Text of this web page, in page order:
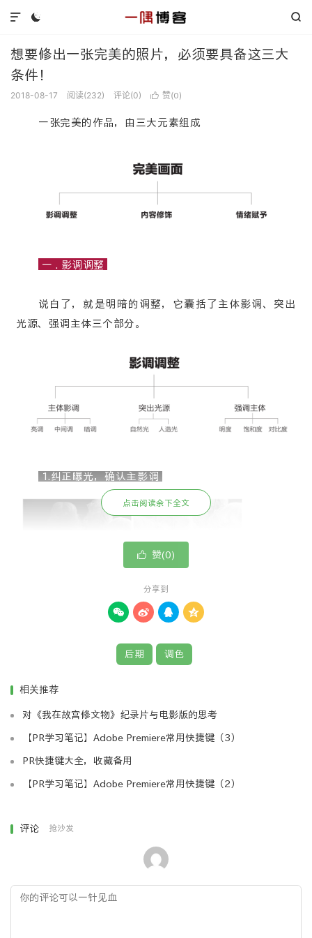
 

想要修出一张完美的照片，必须要具备这三大
条件！
2018-08-17 阅读(232) 评论(0)  赞(0)
一张完美的作品，由三大元素组成
一 . 影调调整
说白了，就是明暗的调整，它囊括了主体影调、突出
光源、强调主体三个部分。
1.纠正曝光，确认主影调
你需要阅读作品，理解作品想去表达的意思，在实际
调整上，我们要把重点关注在过曝、欠曝、直方图、色温
点击阅读余下全文
 赞(0)
分享到
   
后期 调色
相关推荐
对《我在故宫修文物》纪录片与电影版的思考
【PR学习笔记】Adobe Premiere常用快捷键（3）
PR快捷键大全，收藏备用
【PR学习笔记】Adobe Premiere常用快捷键（2）
评论 抢沙发